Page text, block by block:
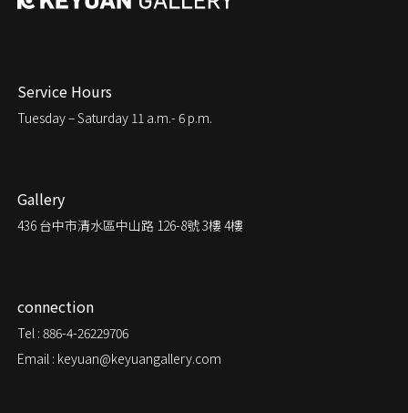
Service Hours
Tuesday – Saturday 11 a.m.- 6 p.m.
Gallery
436 台中市清水區中山路 126-8號 3樓 4樓
connection
Tel : 886-4-26229706
Email : keyuan@keyuangallery.com